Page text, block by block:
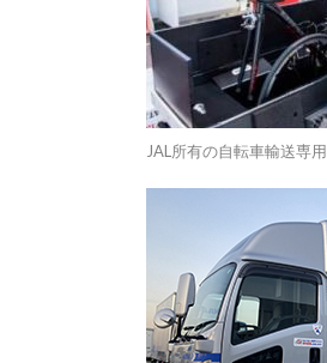
JAL所有の自転車輸送専